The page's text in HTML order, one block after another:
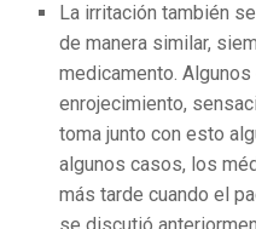
La irritación también
de manera similar,
medicamento.
enrojecimiento,
toma junto con esto
algunos casos, los
más tarde cuando el